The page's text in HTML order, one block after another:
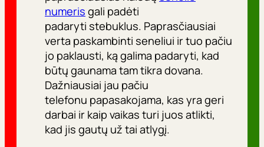
numeris gali padėti
padaryti stebuklus. Paprasčiausiai
verta paskambinti seneliui ir tuo pačiu
jo paklausti, ką galima padaryti, kad
būtų gaunama tam tikra dovana.
Dažniausiai jau pačiu
telefonu papasakojama, kas yra geri
darbai ir kaip vaikas turi juos atlikti,
kad jis gautų už tai atlygį.